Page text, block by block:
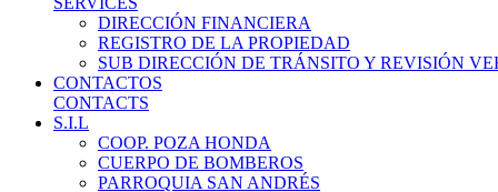
DIRECCIÓN FINANCIERA
REGISTRO DE LA PROPIEDAD
SUB DIRECCIÓN DE TRÁNSITO Y REVISIÓN
CONTACTOS
CONTACTS
S.I.L
COOP. POZA HONDA
CUERPO DE BOMBEROS
PARROQUIA SAN ANDRÉS